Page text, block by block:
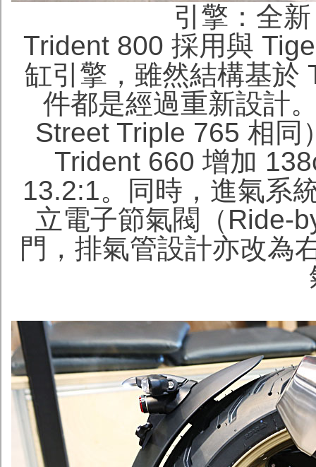
引擎：全
Trident 800 採用與
缸引擎，雖然結構基於
件都是經過重新設計
Street Triple 765 相同
Trident 660 增加
13.2:1。同時，進氣系
立電子節氣閥（Ride-
門，排氣管設計亦改為